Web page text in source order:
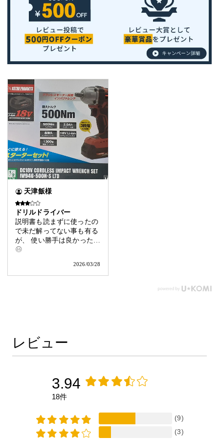
天津飯様
ドリルドライバー
説明書も読まずに使ったの
で未だ解ってない事も有る
が、 使い勝手は良かった
😃
2026/03/28
レビュー
3.94
18件
(9)
(3)